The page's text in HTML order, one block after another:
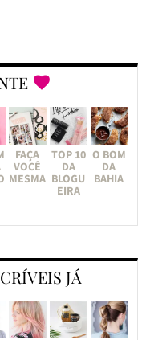
FAÇA
VOCÊ
MESMA
TOP 10
DA
BLOGU
EIRA
O BOM
DA
BAHIA
JÁ